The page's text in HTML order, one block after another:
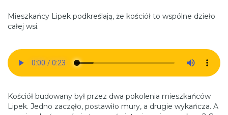
Mieszkańcy Lipek podkreślają, że kościół to wspólne dzieło
całej wsi.
Kościół budowany był przez dwa pokolenia mieszkańców
Lipek. Jedno zaczęło, postawiło mury, a drugie wykańcza. A